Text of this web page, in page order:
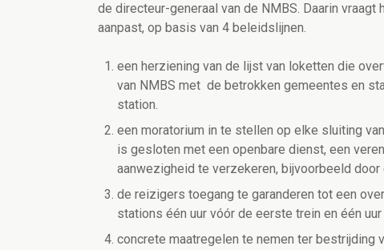
de directeur-generaal van de NMBS. Daarin
aanpast, op basis van 4 beleidslijnen.
een herziening van de lijst van loketten die
van NMBS met de betrokken gemeentes en
station.
een moratorium in te stellen op elke sluiting
is gesloten met een openbare dienst, een
aanwezigheid te verzekeren, bijvoorbeeld
de reizigers toegang te garanderen tot een
stations één uur vóór de eerste trein en één
concrete maatregelen te nemen ter bestrijding